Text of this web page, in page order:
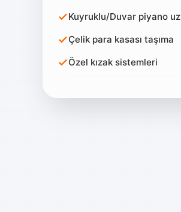
Kuyruklu/Duvar piyano
Çelik para kasası taşıma
Özel kızak sistemleri